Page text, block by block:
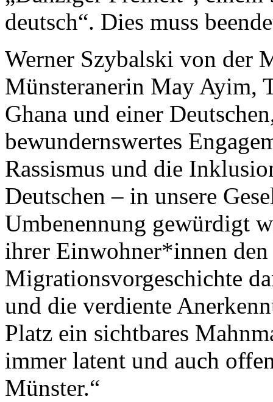
deutsch“. Dies muss
Werner Szybalski von der
Münsteranerin May Ayim,
Ghana und einer
bewundernswertes
Rassismus und die
Deutschen – in unsere
Umbenennung gewürdigt
ihrer Einwohner*innen
Migrationsvorgeschichte
und die verdiente
Platz ein sichtbares
immer latent und auch
Münster.“